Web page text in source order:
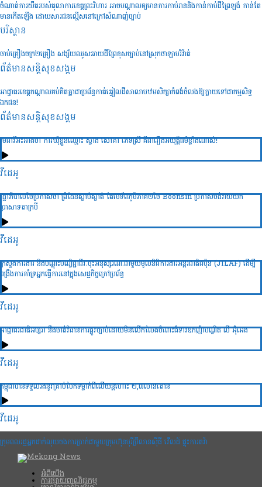
ចំណាត់ការយឺតរបស់តុលាការខេត្តព្រះវិហារ អាចបណ្តាលឲ្យមានការកាប់រាននិងកាន់កាប់ដីព្រៃឡង់ កាន់តែ
មានកើតឡើង ដោយសារជនល្មើសនៅក្រៅសំណាញ់ច្បាប់
បរិស្ថាន
ចាប់គ្រឿងចក្រ២គ្រឿង សង្ស័យឈូសឆាយដីព្រៃខុសច្បាប់នៅស្រុកថាឡាបរិវ៉ាត់
ព័ត៌មានសន្តិសុខ​សង្គម
អាជ្ញាធរខេត្តកណ្តាលគប់គិតគ្នាជាប្រព័ន្ធកាត់ឆ្វៀលដីសាលាបឋមសិក្សាកំពង់ចំលងឱ្យក្លាយទៅជាកម្មសិទ្ធ
ឯកជន!
ព័ត៌មានសន្តិសុខ​សង្គម
មេធាវីអះអាងថា ការឃុំខ្លួនឈ្មោះ ស្វាង សៅគា ភេទស្រី គឺជារឿងអយុត្តិធម៌ខ្លាំងណាស់!
វីដេអូ
រដ្ឋាភិបាលថៃប្រកាសថា ព្រំដែនស្ងាប់ស្ងាត់ តែមេទ័ពភូមិភាគ២ថៃ Boonsin ប្រកាសចង់វាយយក
ប្រាសាទតាក្របី
វីដេអូ
ក្រសួងការងារ និងបណ្ដុះបណ្វិជ្ជាជីវៈចុះអនុស្សរណៈជាមួយមូលនិធិការងារអន្ដរជាតិជប៉ុន (JILAF) ដើម្បី
ពង្រឹងការគាំទ្រអ្នកធ្វើការនៅក្នុងសេដ្ឋកិច្ចក្រៅប្រព័ន្ធ
វីដេអូ
អាជ្ញាធរជាតិអប្សរា នឹងចាត់វិធានការផ្លូវច្បាប់ដោយមិនលើកលែងចំពោះជំទាវឧកញ៉ាបណ្ឌិត លី អ៊ុំអេង
វីដេអូ
កម្ពុជាបានទទួលរងនូវគ្រាប់បែកទម្លាក់ពីលើយន្តហោះ ២,៧លានតោន
វីដេអូ
ក្រុមពលរដ្ឋអ្នកដាក់លុយចងការប្រាក់ជាមួយក្រុមហ៊ុនបុរីប៊្រីលានស៊ីធី វើលដ៍ ផ្ទុះការតវ៉ា
អំពីយើង
ការផ្សាយពាណិជ្ជកម្ម